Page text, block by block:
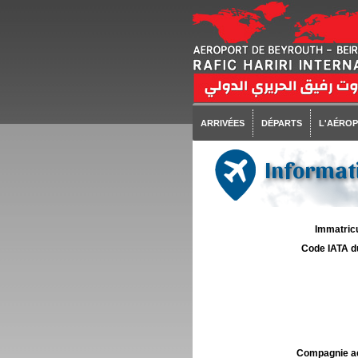
ARRIVÉES DÉPARTS
Code IATA
Compagnie